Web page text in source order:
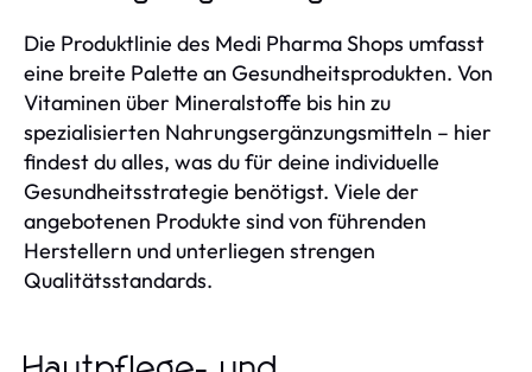
Die Produktlinie des Medi Pharma Shops umfasst
eine breite Palette an Gesundheitsprodukten. Von
Vitaminen über Mineralstoffe bis hin zu
spezialisierten Nahrungsergänzungsmitteln – hier
findest du alles, was du für deine individuelle
Gesundheitsstrategie benötigst. Viele der
angebotenen Produkte sind von führenden
Herstellern und unterliegen strengen
Qualitätsstandards.